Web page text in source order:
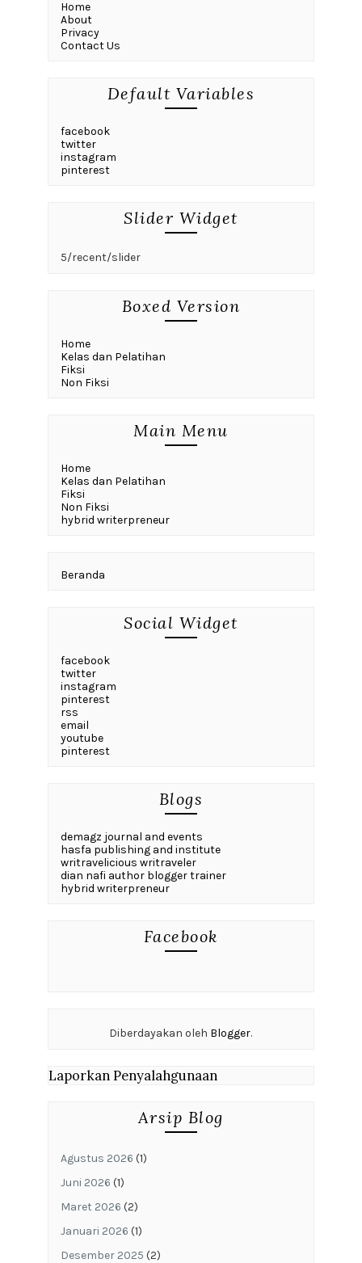
Home
About
Privacy
Contact Us
Default Variables
facebook
twitter
instagram
pinterest
Slider Widget
5/recent/slider
Boxed Version
Home
Kelas dan Pelatihan
Fiksi
Non Fiksi
Main Menu
Home
Kelas dan Pelatihan
Fiksi
Non Fiksi
hybrid writerpreneur
Beranda
Social Widget
facebook
twitter
instagram
pinterest
rss
email
youtube
pinterest
Blogs
demagz journal and events
hasfa publishing and institute
writravelicious writraveler
dian nafi author blogger trainer
hybrid writerpreneur
Facebook
Diberdayakan oleh Blogger.
Laporkan Penyalahgunaan
Arsip Blog
Agustus 2026 (1)
Juni 2026 (1)
Maret 2026 (2)
Januari 2026 (1)
Desember 2025 (2)